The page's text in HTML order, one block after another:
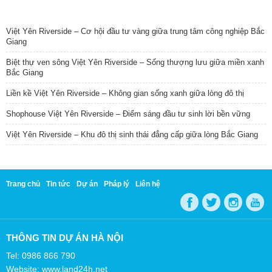
Việt Yên Riverside – Cơ hội đầu tư vàng giữa trung tâm công nghiệp Bắc
Giang
Biệt thự ven sông Việt Yên Riverside – Sống thượng lưu giữa miền xanh
Bắc Giang
Liền kề Việt Yên Riverside – Không gian sống xanh giữa lòng đô thị
Shophouse Việt Yên Riverside – Điểm sáng đầu tư sinh lời bền vững
Việt Yên Riverside – Khu đô thị sinh thái đẳng cấp giữa lòng Bắc Giang
Trang chủ Tin tức Dự án Pháp lý Liên hệ
THÔNG TIN DỰ ÁN HÀ NỘI
Tel: 0986 866 790
Website: www.land24h.net